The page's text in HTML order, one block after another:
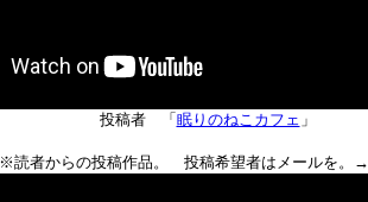
投稿者 「 眠りのねこカフェ 」
※読者からの投稿作品。 投稿希望者はメールを。→